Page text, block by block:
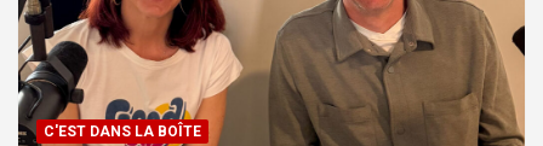
C'EST DANS LA BOÎTE